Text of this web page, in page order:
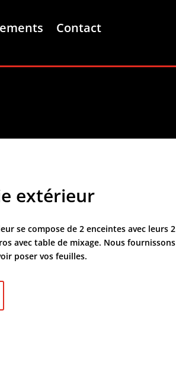
Contact
extérieur
se compose de 2 enceintes avec leurs 2
avec table de mixage. Nous fournissons
poser vos feuilles.